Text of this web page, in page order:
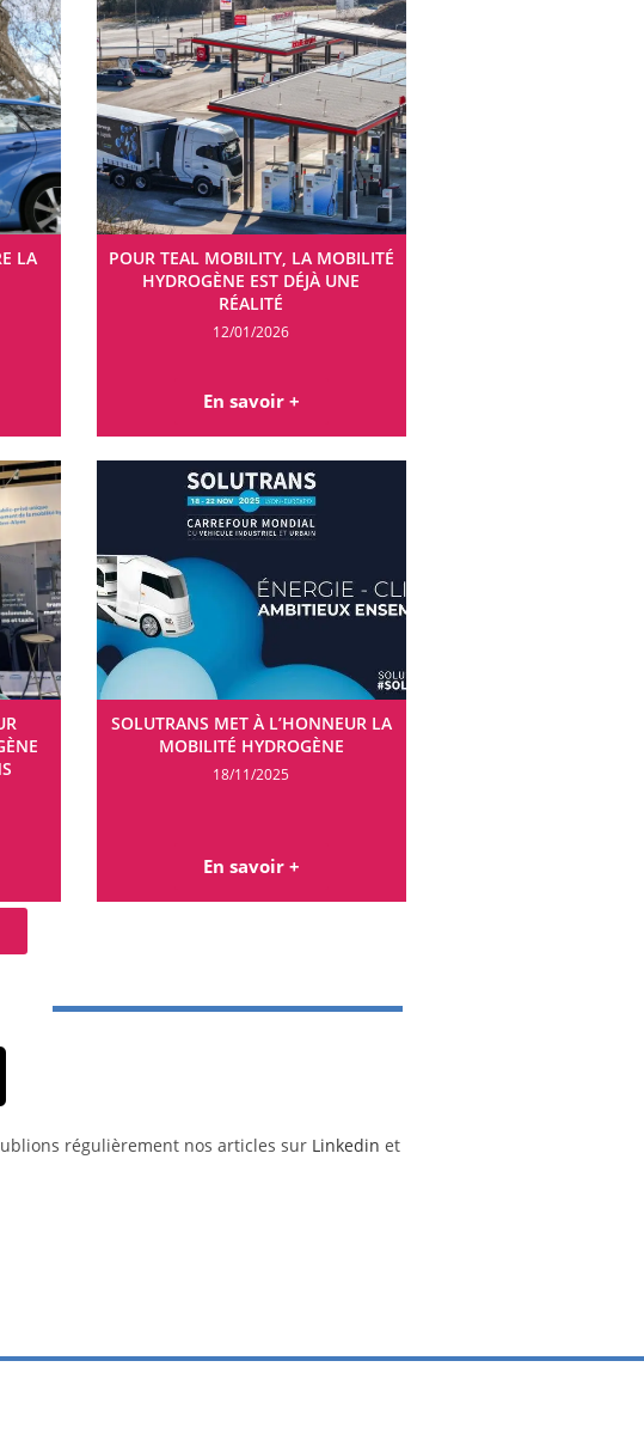
LA
POUR TEAL MOBILITY, LA MOBILITÉ
HYDROGÈNE EST DÉJÀ UNE
RÉALITÉ
12/01/2026
En savoir +
SOLUTRANS MET À L’HONNEUR LA
MOBILITÉ HYDROGÈNE
18/11/2025
En savoir +
régulièrement nos articles sur Linkedin et